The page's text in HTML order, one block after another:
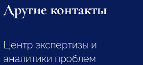
Другие контакты
Центр экспертизы и
аналитики проблем